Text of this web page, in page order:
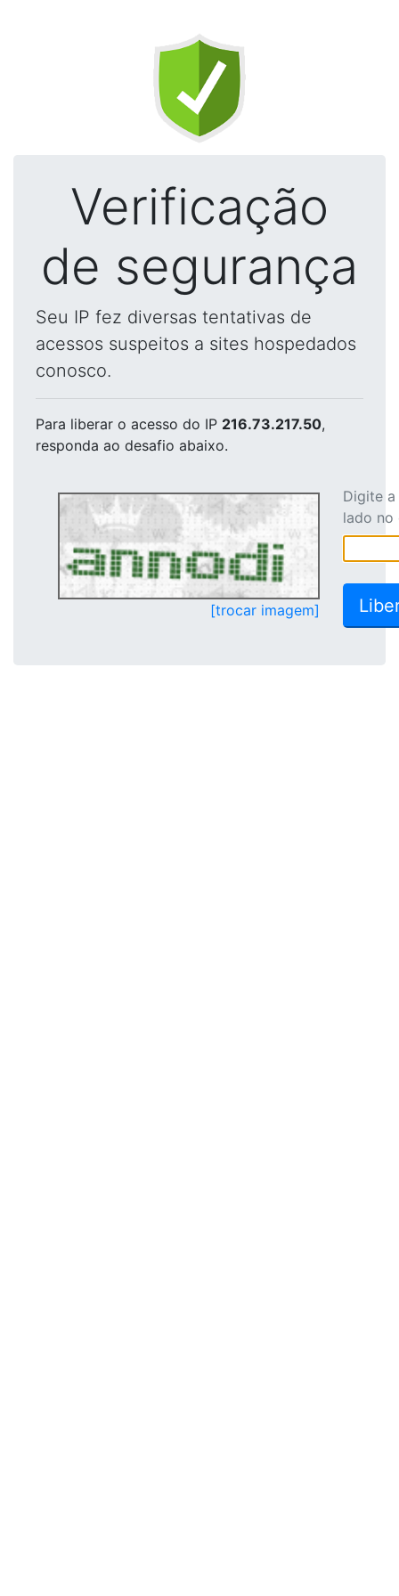
Verificação
de segurança
Seu IP fez diversas tentativas de
acessos suspeitos a sites hospedados
conosco.
Para liberar o acesso do IP 216.73.217.50,
responda ao desafio abaixo.
[trocar imagem]
Digite
lado no